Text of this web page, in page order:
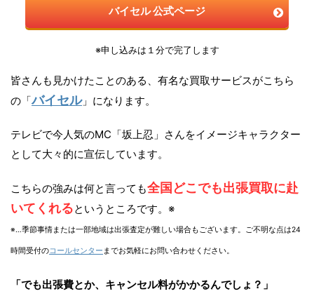
バイセル 公式ページ
※申し込みは１分で完了します
皆さんも見かけたことのある、有名な買取サービスがこちら
の「バイセル」になります。
テレビで今人気のMC「坂上忍」さんをイメージキャラクター
として大々的に宣伝しています。
こちらの強みは何と言っても全国どこでも出張買取に赴
いてくれるというところです。※
※…季節事情または一部地域は出張査定が難しい場合もございます。ご不明な点は24
時間受付のコールセンター までお気軽にお問い合わせください。
「でも出張費とか、キャンセル料がかかるんでしょ？」